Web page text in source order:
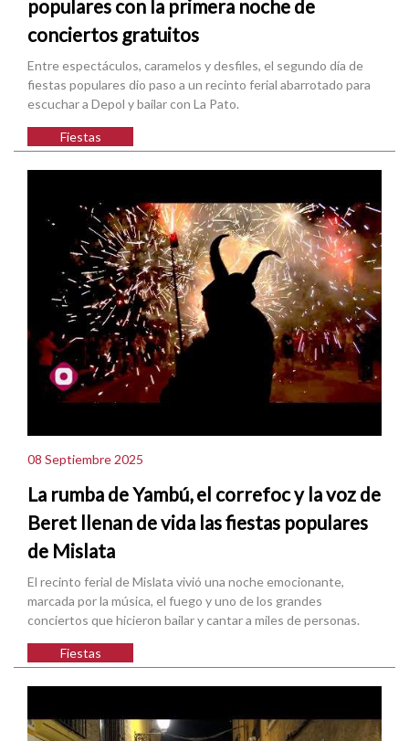
populares con la primera noche de
conciertos gratuitos
Entre espectáculos, caramelos y desfiles, el segundo día de
fiestas populares dio paso a un recinto ferial abarrotado para
escuchar a Depol y bailar con La Pato.
Fiestas
08 Septiembre 2025
La rumba de Yambú, el correfoc y la voz de
Beret llenan de vida las fiestas populares
de Mislata
El recinto ferial de Mislata vivió una noche emocionante,
marcada por la música, el fuego y uno de los grandes
conciertos que hicieron bailar y cantar a miles de personas.
Fiestas